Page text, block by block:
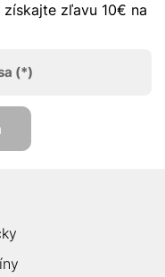
zľavu 10€ na
(*)